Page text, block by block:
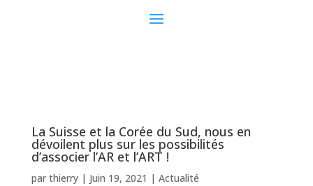
La Suisse et la Corée du Sud, nous en
dévoilent plus sur les possibilités
d’associer l’AR et l’ART !
par thierry| Juin 19, 2021 | Actualité